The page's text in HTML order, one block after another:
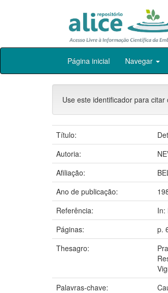
Skip
Página inicial Navegar
Use este identificador para
Título:
Autoria:
Afiliação:
Ano de publicação:
Referência:
In:
Páginas:
p.
Thesagro:
Palavras-chave: